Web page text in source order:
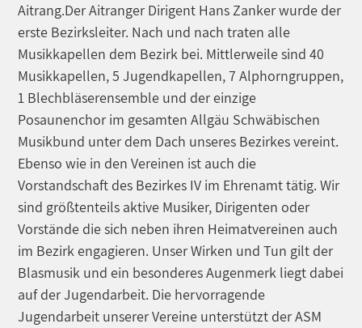
Aitrang.Der Aitranger Dirigent Hans Zanker wurde der
erste Bezirksleiter. Nach und nach traten alle
Musikkapellen dem Bezirk bei. Mittlerweile sind 40
Musikkapellen, 5 Jugendkapellen, 7 Alphorngruppen,
1 Blechbläserensemble und der einzige
Posaunenchor im gesamten Allgäu Schwäbischen
Musikbund unter dem Dach unseres Bezirkes vereint.
Ebenso wie in den Vereinen ist auch die
Vorstandschaft des Bezirkes IV im Ehrenamt tätig. Wir
sind größtenteils aktive Musiker, Dirigenten oder
Vorstände die sich neben ihren Heimatvereinen auch
im Bezirk engagieren. Unser Wirken und Tun gilt der
Blasmusik und ein besonderes Augenmerk liegt dabei
auf der Jugendarbeit. Die hervorragende
Jugendarbeit unserer Vereine unterstützt der ASM